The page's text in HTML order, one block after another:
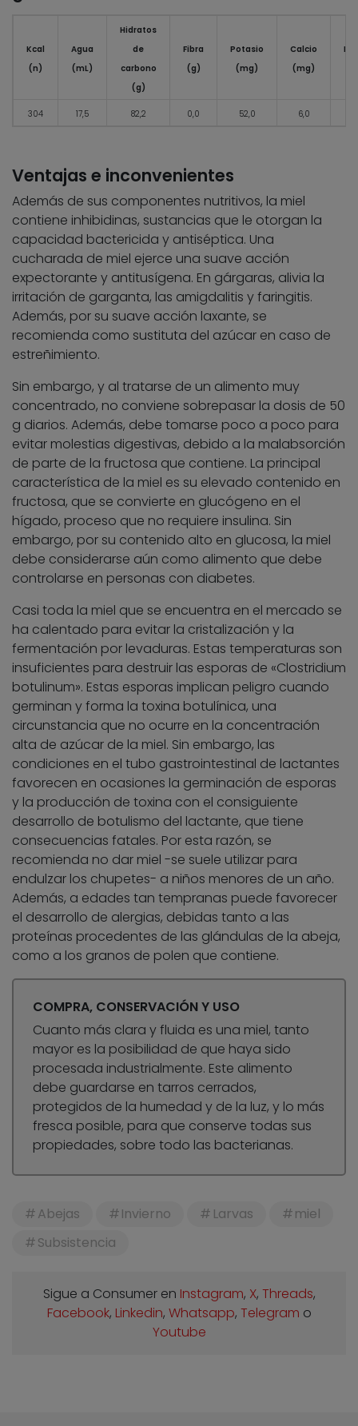
Kcal
(n)
Agua
(mL)
Hidratos
de
carbono
(g)
Fibra
(g)
Potasio
(mg)
Calcio
(mg)
304 17,5 82,2 0,0 52,0 6,0
Ventajas e inconvenientes
Además de sus componentes nutritivos, la miel
contiene inhibidinas, sustancias que le otorgan la
capacidad bactericida y antiséptica. Una
cucharada de miel ejerce una suave acción
expectorante y antitusígena. En gárgaras, alivia la
irritación de garganta, las amigdalitis y faringitis.
Además, por su suave acción laxante, se
recomienda como sustituta del azúcar en caso de
estreñimiento.
Sin embargo, y al tratarse de un alimento muy
concentrado, no conviene sobrepasar la dosis de 50
g diarios. Además, debe tomarse poco a poco para
evitar molestias digestivas, debido a la malabsorción
de parte de la fructosa que contiene. La principal
característica de la miel es su elevado contenido en
fructosa, que se convierte en glucógeno en el
hígado, proceso que no requiere insulina. Sin
embargo, por su contenido alto en glucosa, la miel
debe considerarse aún como alimento que debe
controlarse en personas con diabetes.
Casi toda la miel que se encuentra en el mercado se
ha calentado para evitar la cristalización y la
fermentación por levaduras. Estas temperaturas son
insuficientes para destruir las esporas de «Clostridium
botulinum». Estas esporas implican peligro cuando
germinan y forma la toxina botulínica, una
circunstancia que no ocurre en la concentración
alta de azúcar de la miel. Sin embargo, las
condiciones en el tubo gastrointestinal de lactantes
favorecen en ocasiones la germinación de esporas
y la producción de toxina con el consiguiente
desarrollo de botulismo del lactante, que tiene
consecuencias fatales. Por esta razón, se
recomienda no dar miel -se suele utilizar para
endulzar los chupetes- a niños menores de un año.
Además, a edades tan tempranas puede favorecer
el desarrollo de alergias, debidas tanto a las
proteínas procedentes de las glándulas de la abeja,
como a los granos de polen que contiene.
COMPRA, CONSERVACIÓN Y USO
Cuanto más clara y fluida es una miel, tanto
mayor es la posibilidad de que haya sido
procesada industrialmente. Este alimento
debe guardarse en tarros cerrados,
protegidos de la humedad y de la luz, y lo más
fresca posible, para que conserve todas sus
propiedades, sobre todo las bacterianas.
Abejas Invierno Larvas
miel
Subsistencia
Sigue a Consumer en Instagram, X, Threads,
Facebook, Linkedin, Whatsapp, Telegram o
Youtube